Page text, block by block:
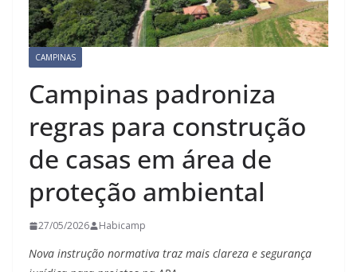
CAMPINAS
Campinas padroniza
regras para construção
de casas em área de
proteção ambiental
27/05/2026 Habicamp
Nova instrução normativa traz mais clareza e segurança